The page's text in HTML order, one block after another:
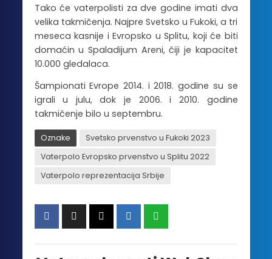
Tako će vaterpolisti za dve godine imati dva
velika takmičenja. Najpre Svetsko u Fukoki, a tri
meseca kasnije i Evropsko u Splitu, koji će biti
domaćin u Spaladijum Areni, čiji je kapacitet
10.000 gledalaca.
Šampionati Evrope 2014. i 2018. godine su se
igrali u julu, dok je 2006. i 2010. godine
takmičenje bilo u septembru.
Oznake
Svetsko prvenstvo u Fukoki 2023
Vaterpolo Evropsko prvenstvo u Splitu 2022
Vaterpolo reprezentacija Srbije